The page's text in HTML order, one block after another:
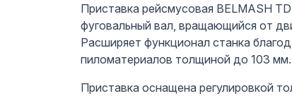
Приставка рейсмусовая BELMASH
фуговальный вал, вращающийся от
Расширяет функционал станка
пиломатериалов толщиной до 103 мм.
Приставка оснащена регулировкой